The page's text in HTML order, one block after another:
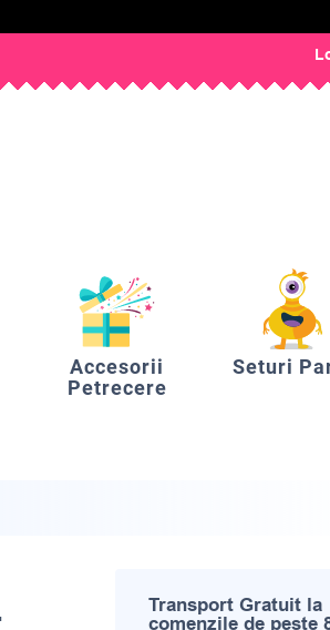
Accesorii
Petrecere
Seturi
Transport Gratuit la
comenzile de peste